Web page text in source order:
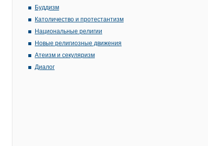
Буддизм
Католичество и протестантизм
Национальные религии
Новые религиозные движения
Атеизм и секуляризм
Диалог